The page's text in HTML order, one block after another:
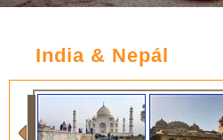
India & Nepál